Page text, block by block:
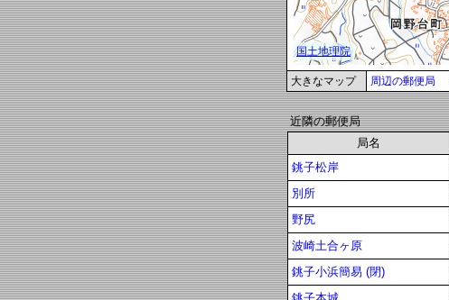
大きなマップ 周辺の郵便局
近隣の郵便局
局名
銚子松岸
別所
野尻
波崎土合ヶ原
銚子小浜簡易 (閉)